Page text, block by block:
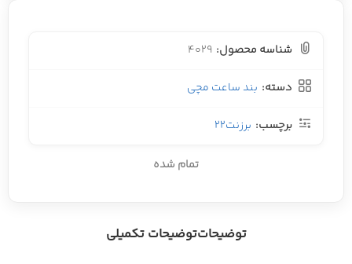
شناسه محصول: 4029
دسته: بند ساعت مچی
برچسب: برزنت22
تمام شده
توضیحاتتوضیحات تکمیلی